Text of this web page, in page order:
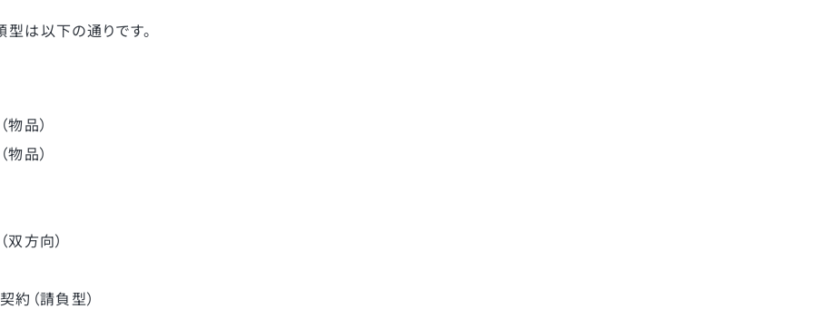
は以下の通りです。
品）
品）
方向）
約（請負型）